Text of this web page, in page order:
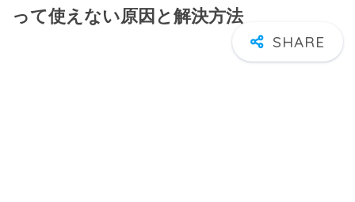
って使えない原因と解決方法